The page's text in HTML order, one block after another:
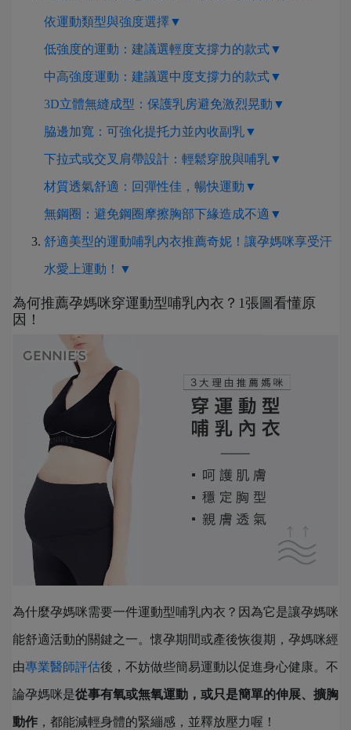
依運動類型與強度選擇▼
低強度的運動：建議選輕度支撐力的款式▼
中高強度運動：建議選中度支撐力的款式▼
3D立體無縫成型：保護乳房避免激烈晃動▼
脇邊加寬：可強化提托力並內收副乳▼
下拉式或交叉肩帶設計：輕鬆穿脫與哺乳▼
材質透氣舒適：回彈性佳，暢快運動▼
無鋼圈：避免鋼圈摩擦胸部下緣造成不適▼
舒適美型的運動哺乳內衣推薦奇妮！讓孕媽咪享受汗
水愛上運動！▼
為何推薦孕媽咪穿運動型哺乳內衣？1張圖看懂原
因！
為什麼孕媽咪需要一件運動型哺乳內衣？因為它是讓孕媽咪
能舒適活動的關鍵之一。懷孕期間或產後恢復期，孕媽咪經
由專業醫師評估後，不妨做些簡易運動以促進身心健康。不
論孕媽咪是從事有氧或無氧運動，或只是簡單的伸展、擴胸
動作 ，都能減輕身體的緊繃感，並釋放壓力喔！